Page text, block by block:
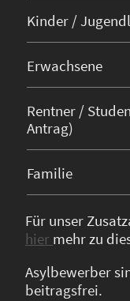
Kinder /
Erwachsene
Rentner /
Antrag)
Familie
Für unser
hier mehr zu
Asylbewerber
beitragsfrei.